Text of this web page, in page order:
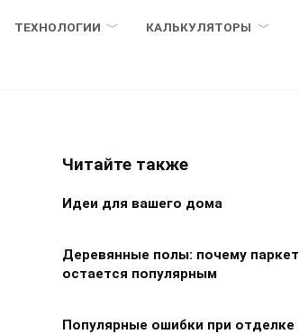
ТЕХНОЛОГИИ КАЛЬКУЛЯТОРЫ
Читайте также
Идеи для вашего дома
Деревянные полы: почему паркет
остается популярным
Популярные ошибки при отделке